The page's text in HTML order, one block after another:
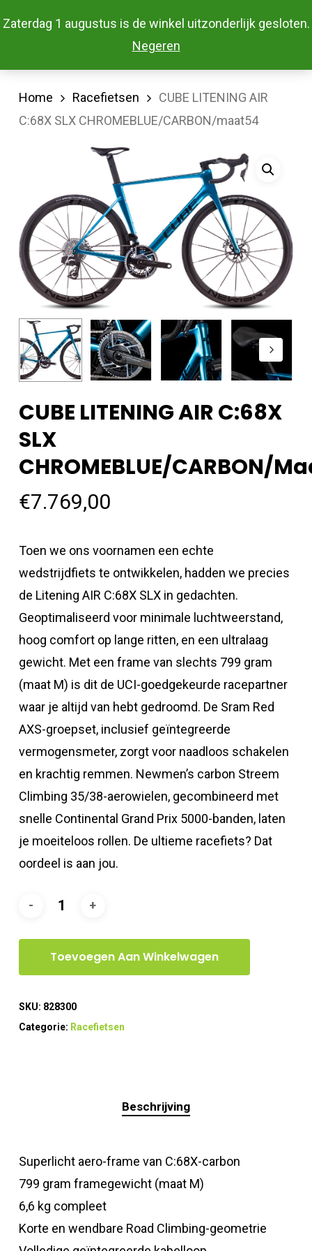
Zaterdag 1 augustus is de winkel uitzonderlijk gesloten.
Negeren
to
Menu
Home Racefietsen
CUBE LITENING AIR
C:68X SLX CHROMEBLUE/CARBON/maat54
CUBE LITENING AIR C:68X
SLX
CHROMEBLUE/CARBON/
€7.769,00
Toen we ons voornamen een echte
wedstrijdfiets te ontwikkelen, hadden we precies
de Litening AIR C:68X SLX in gedachten.
Geoptimaliseerd voor minimale luchtweerstand,
hoog comfort op lange ritten, en een ultralaag
gewicht. Met een frame van slechts 799 gram
(maat M) is dit de UCI-goedgekeurde racepartner
waar je altijd van hebt gedroomd. De Sram Red
AXS-groepset, inclusief geïntegreerde
vermogensmeter, zorgt voor naadloos schakelen
en krachtig remmen. Newmen’s carbon Streem
Climbing 35/38-aerowielen, gecombineerd met
snelle Continental Grand Prix 5000-banden, laten
je moeiteloos rollen. De ultieme racefiets? Dat
oordeel is aan jou.
Toevoegen Aan Winkelwagen
SKU: 828300
Categorie: Racefietsen
Beschrijving
Superlicht aero-frame van C:68X-carbon
799 gram framegewicht (maat M)
6,6 kg compleet
Korte en wendbare Road Climbing-geometrie
Menu